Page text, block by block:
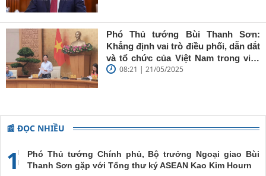
Phó Thủ tướng Bùi Thanh Sơn:
Khẳng định vai trò điều phối, dẫn dắt
và tổ chức của Việt Nam trong việc
đề cao chủ nghĩa đa phương, đoàn
08:21 | 21/05/2025
📰 ĐỌC NHIỀU
1
Phó Thủ tướng Chính phủ, Bộ trưởng Ngoại giao Bùi
Thanh Sơn gặp với Tổng thư ký ASEAN Kao Kim Hourn